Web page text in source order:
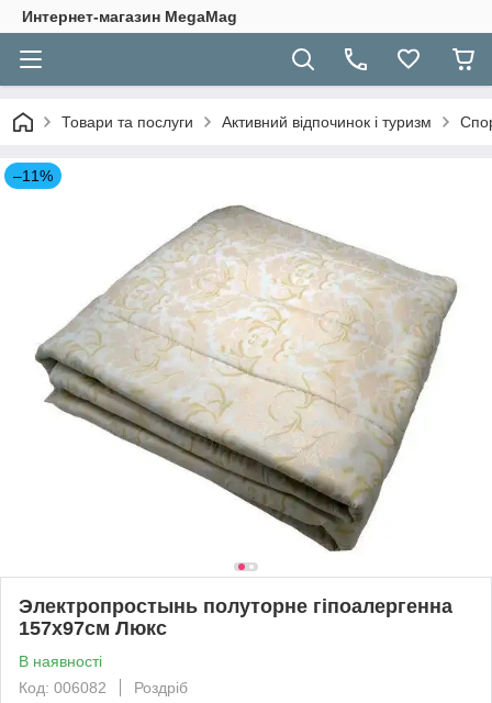
Интернет-магазин MegaMag
Товари та послуги Активний відпочинок і туризм
–11%
Электропростынь полуторне гіпоалергенна
157х97см Люкс
В наявності
Код: 006082
Роздріб